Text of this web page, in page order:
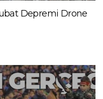
Depremi Drone